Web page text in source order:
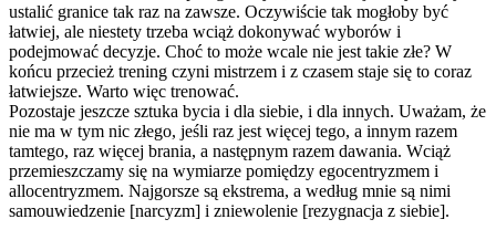
ustalić granice tak raz na zawsze. Oczywiście tak mogłoby być
łatwiej, ale niestety trzeba wciąż dokonywać wyborów i
podejmować decyzje. Choć to może wcale nie jest takie złe? W
końcu przecież trening czyni mistrzem i z czasem staje się to coraz
łatwiejsze. Warto więc trenować.
Pozostaje jeszcze sztuka bycia i dla siebie, i dla innych. Uważam, że
nie ma w tym nic złego, jeśli raz jest więcej tego, a innym razem
tamtego, raz więcej brania, a następnym razem dawania. Wciąż
przemieszczamy się na wymiarze pomiędzy egocentryzmem i
allocentryzmem. Najgorsze są ekstrema, a według mnie są nimi
samouwiedzenie [narcyzm] i zniewolenie [rezygnacja z siebie].